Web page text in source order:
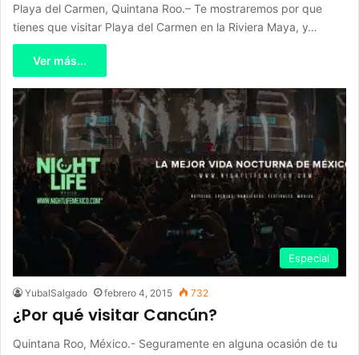
Playa del Carmen, Quintana Roo.– Te mostraremos por que
tienes que visitar Playa del Carmen en la Riviera Maya, y…
Ver más...
Especial
YubalSalgado febrero 4, 2015 732
¿Por qué visitar Cancún?
Quintana Roo, México.- Seguramente en alguna ocasión de tu